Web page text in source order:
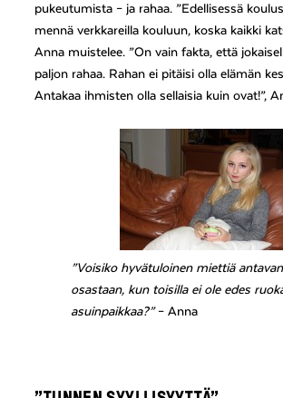
pukeutumista – ja rahaa. ”Edellisessä
mennä verkkareilla kouluun, koska kaikki
Anna muistelee. ”On vain fakta, että
paljon rahaa. Rahan ei pitäisi olla elämän
Antakaa ihmisten olla sellaisia kuin ovat!”,
”Voisiko hyvätuloinen miettiä
osastaan, kun toisilla ei ole edes
asuinpaikkaa?”– Anna